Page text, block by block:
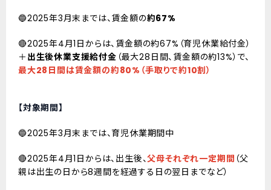
🔵2025年3月末までは、賃金額の約67%
🔴2025年4月1日からは、賃金額の約67%（育児休業給付金）
＋ 出生後休業支援給付金 （最大28日間、賃金額の約13%）で、
最大28日間は賃金額の約80%（手取りで約10割）
【対象期間】
🔵2025年3月末までは、育児休業期間中
🔴2025年4月1日からは、出生後、父母それぞれ一定期間 （父
親は出生の日から8週間を経過する日の翌日までなど）